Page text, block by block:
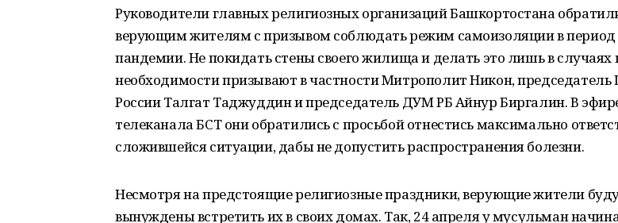
Руководители главных религиозных организаций Башкортостана
верующим жителям с призывом соблюдать режим самоизоляции в период
пандемии. Не покидать стены своего жилища и делать это лишь в случаях
необходимости призывают в частности Митрополит Никон,
России Талгат Таджуддин и председатель ДУМ РБ Айнур Биргалин. В
телеканала БСТ они обратились с просьбой отнестись максимально
сложившейся ситуации, дабы не допустить распространения болезни.
Несмотря на предстоящие религиозные праздники, верующие жители
вынуждены встретить их в своих домах. Так, 24 апреля у мусульман